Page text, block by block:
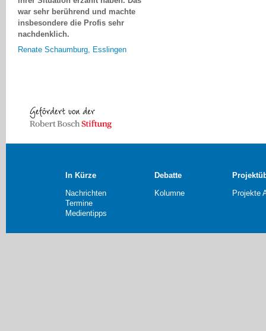
war sehr berührend und machte
insbesondere die Profis sehr
nachdenklich.
In Kürze
Nachrichten
Termine
Medientipps
Debatte
Kolumne
Projekte